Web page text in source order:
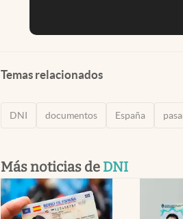
Temas relacionados
DNI documentos España
Más noticias de DNI